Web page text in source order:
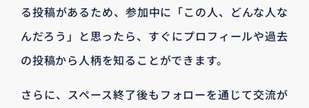
る投稿があるため、参加中に「この人、どんな人な
んだろう」と思ったら、すぐにプロフィールや過去
の投稿から人柄を知ることができます。
さらに、スペース終了後もフォローを通じて交流が